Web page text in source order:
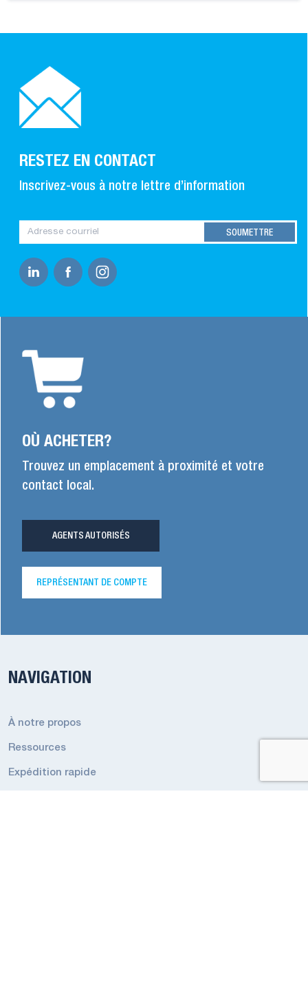
RESTEZ EN CONTACT
Inscrivez-vous à notre lettre d’information
OÙ ACHETER?
Trouvez un emplacement à proximité et votre
contact local.
AGENTS AUTORISÉS
REPRÉSENTANT DE COMPTE
NAVIGATION
À notre propos
Ressources
Expédition rapide